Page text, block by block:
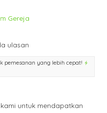
Gereja
ulasan
pemesanan yang lebih cepat!
untuk mendapatkan